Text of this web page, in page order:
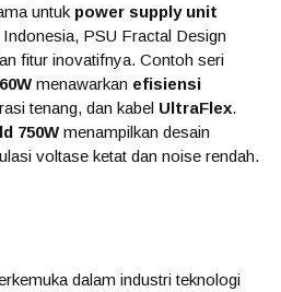
untuk power supply unit
PSU Fractal Design
fitur inovatifnya. Contoh seri
menawarkan efisiensi
tenang, dan kabel UltraFlex.
750W menampilkan desain
voltase ketat dan noise rendah.
dalam industri teknologi